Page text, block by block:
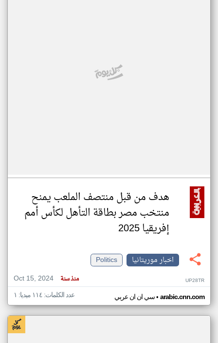
هدف من قبل منتصف الملعب يمنح
منتخب مصر بطاقة التأهل لكأس أمم
إفريقيا 2025
اخبار موريتانيا
Politics
Oct 15, 2024
منذ سنة UP28TR
سي ان ان عربي• arabic.cnn.com عدد الكلمات: ١١٤ ميديا: ١